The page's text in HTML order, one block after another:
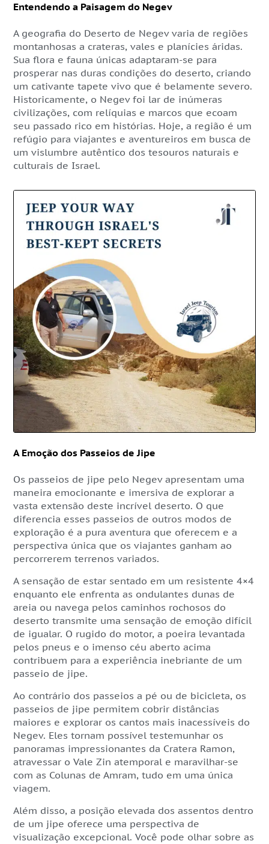
Entendendo a Paisagem do Negev
A geografia do Deserto de Negev varia de regiões
montanhosas a crateras, vales e planícies áridas.
Sua flora e fauna únicas adaptaram-se para
prosperar nas duras condições do deserto, criando
um cativante tapete vivo que é belamente severo.
Historicamente, o Negev foi lar de inúmeras
civilizações, com relíquias e marcos que ecoam
seu passado rico em histórias. Hoje, a região é um
refúgio para viajantes e aventureiros em busca de
um vislumbre autêntico dos tesouros naturais e
culturais de Israel.
A Emoção dos Passeios de Jipe
Os passeios de jipe pelo Negev apresentam uma
maneira emocionante e imersiva de explorar a
vasta extensão deste incrível deserto. O que
diferencia esses passeios de outros modos de
exploração é a pura aventura que oferecem e a
perspectiva única que os viajantes ganham ao
percorrerem terrenos variados.
A sensação de estar sentado em um resistente 4×4
enquanto ele enfrenta as ondulantes dunas de
areia ou navega pelos caminhos rochosos do
deserto transmite uma sensação de emoção difícil
de igualar. O rugido do motor, a poeira levantada
pelos pneus e o imenso céu aberto acima
contribuem para a experiência inebriante de um
passeio de jipe.
Ao contrário dos passeios a pé ou de bicicleta, os
passeios de jipe permitem cobrir distâncias
maiores e explorar os cantos mais inacessíveis do
Negev. Eles tornam possível testemunhar os
panoramas impressionantes da Cratera Ramon,
atravessar o Vale Zin atemporal e maravilhar-se
com as Colunas de Amram, tudo em uma única
viagem.
Além disso, a posição elevada dos assentos dentro
de um jipe oferece uma perspectiva de
visualização excepcional. Você pode olhar sobre as